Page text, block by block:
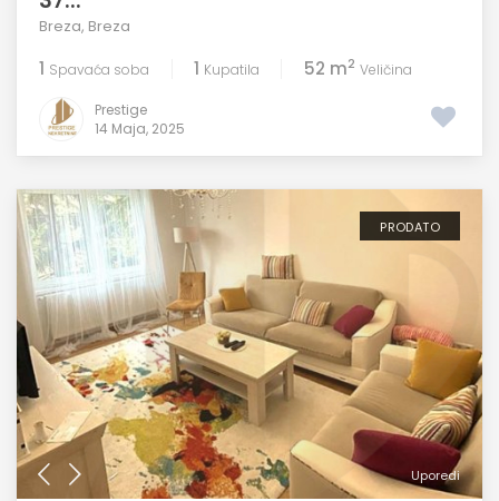
Breza, Breza
1 Spavaća soba 1 Kupatila 52 m2 Veličina
Prestige
14 Maja, 2025
Uporedi
PRODATO